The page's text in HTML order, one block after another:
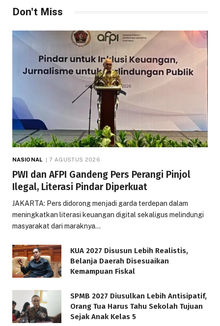
Don't Miss
NASIONAL 7 AGUSTUS 2026
PWI dan AFPI Gandeng Pers Perangi Pinjol
Ilegal, Literasi Pindar Diperkuat
JAKARTA: Pers didorong menjadi garda terdepan dalam
meningkatkan literasi keuangan digital sekaligus melindungi
masyarakat dari maraknya…
KUA 2027 Disusun Lebih Realistis,
Belanja Daerah Disesuaikan
Kemampuan Fiskal
SPMB 2027 Diusulkan Lebih Antisipatif,
Orang Tua Harus Tahu Sekolah Tujuan
Sejak Anak Kelas 5